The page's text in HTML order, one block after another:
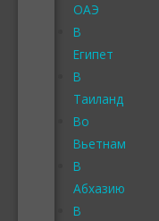
ОАЭ
В
Египет
В
Таиланд
Во
Вьетнам
В
Абхазию
В